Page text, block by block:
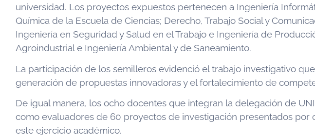
universidad. Los proyectos expuestos pertenecen a Ingeniería
Química de la Escuela de Ciencias; Derecho, Trabajo Social y
Ingeniería en Seguridad y Salud en el Trabajo e Ingeniería de
Agroindustrial e Ingeniería Ambiental y de Saneamiento.
La participación de los semilleros evidenció el trabajo investigativo
generación de propuestas innovadoras y el fortalecimiento de
De igual manera, los ocho docentes que integran la delegación de
como evaluadores de 60 proyectos de investigación presentados
este ejercicio académico.